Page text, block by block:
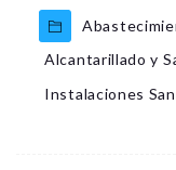
Alcantarillado y
Instalaciones